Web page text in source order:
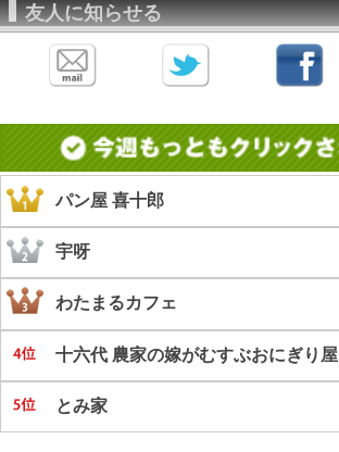
友人に知らせる
パン屋 喜十郎
宇呀
わたまるカフェ
十六代 農家の嫁がむすぶおにぎり屋
とみ家